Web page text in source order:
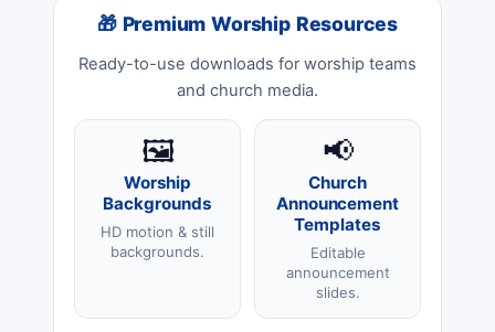
🎁 Premium Worship Resources
Ready-to-use downloads for worship teams
and church media.
🖼️
Worship
Backgrounds
HD motion & still
backgrounds.
📢
Church
Announcement
Templates
Editable
announcement
slides.